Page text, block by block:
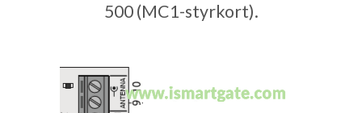
500 (MC1-styrkort).